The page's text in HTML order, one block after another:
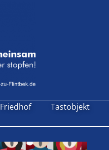
Friedhof Tastobjekt